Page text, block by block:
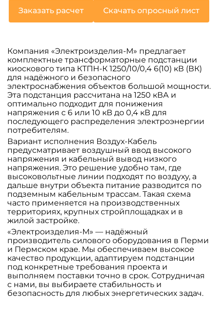
Заказать расчет
Скачать опросный лист
Компания «Электроизделия-М» предлагает
комплектные трансформаторные подстанции
киоскового типа КТПН-К 1250/10/0,4 6(10) кВ (ВК)
для надёжного и безопасного
электроснабжения объектов большой мощности.
Эта подстанция рассчитана на 1250 кВА и
оптимально подходит для понижения
напряжения с 6 или 10 кВ до 0,4 кВ для
последующего распределения электроэнергии
потребителям.
Вариант исполнения Воздух-Кабель
предусматривает воздушный ввод высокого
напряжения и кабельный вывод низкого
напряжения. Это решение удобно там, где
высоковольтные линии подходят по воздуху, а
дальше внутри объекта питание разводится по
подземным кабельным трассам. Такая схема
часто применяется на производственных
территориях, крупных стройплощадках и в
жилой застройке.
«Электроизделия-М» — надёжный
производитель силового оборудования в Перми
и Пермском крае. Мы обеспечиваем высокое
качество продукции, адаптируем подстанции
под конкретные требования проекта и
выполняем поставки точно в срок. Сотрудничая
с нами, вы выбираете стабильность и
безопасность для любых энергетических задач.